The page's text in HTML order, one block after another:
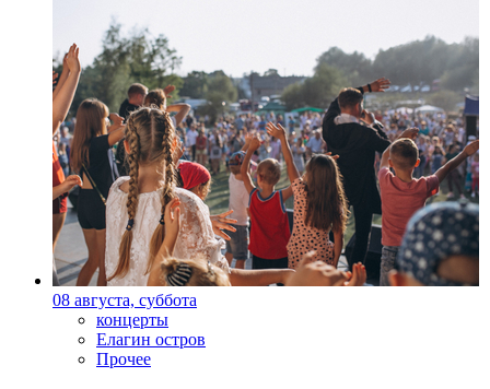
08 августа, суббота
концерты
Елагин остров
Прочее